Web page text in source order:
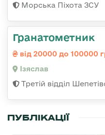
Морська Піхота ЗСУ
Гранатометник
від 20000 до 100000
Ізяслав
Третій відділ
ПУБЛІКАЦІЇ